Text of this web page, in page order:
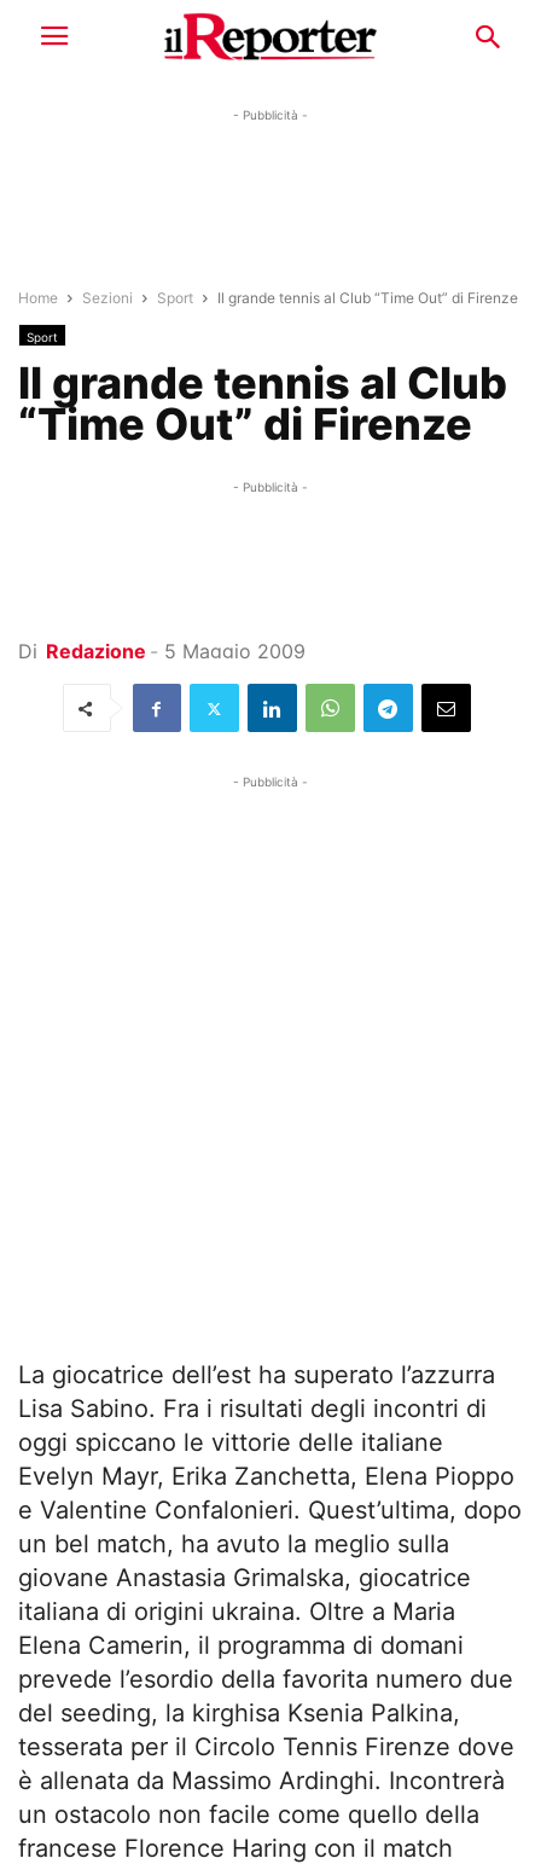
- Pubblicità -
Home Sezioni Sport Il grande tennis al Club “Time Out” di Firenze
Sport
Il grande tennis al Club
“Time Out” di Firenze
- Pubblicità -
Di Redazione - 5 Maggio 2009
- Pubblicità -
La giocatrice dell’est ha superato l’azzurra
Lisa Sabino. Fra i risultati degli incontri di
oggi spiccano le vittorie delle italiane
Evelyn Mayr, Erika Zanchetta, Elena Pioppo
e Valentine Confalonieri. Quest’ultima, dopo
un bel match, ha avuto la meglio sulla
giovane Anastasia Grimalska, giocatrice
italiana di origini ukraina. Oltre a Maria
Elena Camerin, il programma di domani
prevede l’esordio della favorita numero due
del seeding, la kirghisa Ksenia Palkina,
tesserata per il Circolo Tennis Firenze dove
è allenata da Massimo Ardinghi. Incontrerà
un ostacolo non facile come quello della
francese Florence Haring con il match